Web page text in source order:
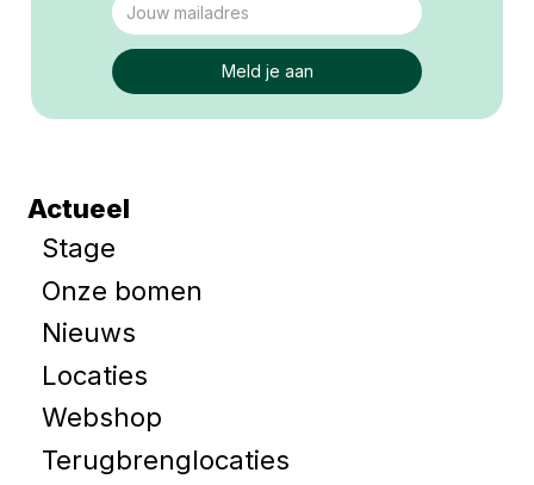
Actueel
Stage
Onze bomen
Nieuws
Locaties
Webshop
Terugbrenglocaties